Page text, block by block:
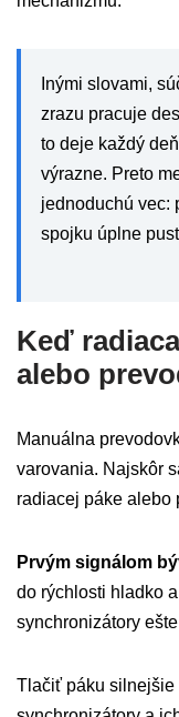
Inými slovami,
zrazu pracuje
to deje každý
výrazne. Preto
jednoduchú vec:
spojku úplne
Keď
alebo
Manuálna
varovania. Najskôr
radiacej páke alebo
Prvým signálom
do rýchlosti hladko
synchronizátory
Tlačiť páku silnejšie